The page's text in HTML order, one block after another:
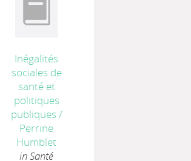
Inégalités
sociales de
santé et
politiques
publiques /
Perrine
Humblet
in Santé